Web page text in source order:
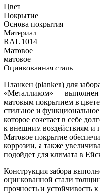
Цвет
Покрытие
Основа покрытия
Материал
RAL 1014
Матовое
матовое
Оцинкованная сталь
Планкен (planken) для
«Металликом» — выполнен
матовым покрытием в
стильное и
которое сочетает в себе
к внешним воздействиям и
Матовое покрытие
коррозии, а также
подойдет для климата в
Конструкция забора
оцинкованной стали
прочность и устойчивость к